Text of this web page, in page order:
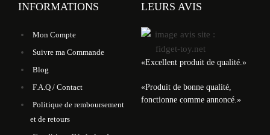
INFORMATIONS
Mon Compte
Suivre ma Commande
Blog
F.A.Q / Contact
Politique de remboursement
et de retours
LEURS AVIS
«Excellent produit de qualité.»
«Produit de bonne qualité,
fonctionne comme annoncé.»